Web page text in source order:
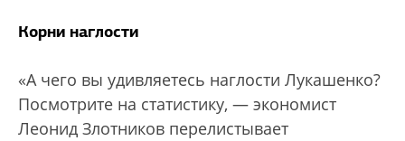
Корни наглости
«А чего вы удивляетесь наглости Лукашенко?
Посмотрите на статистику, — экономист
Леонид Злотников перелистывает